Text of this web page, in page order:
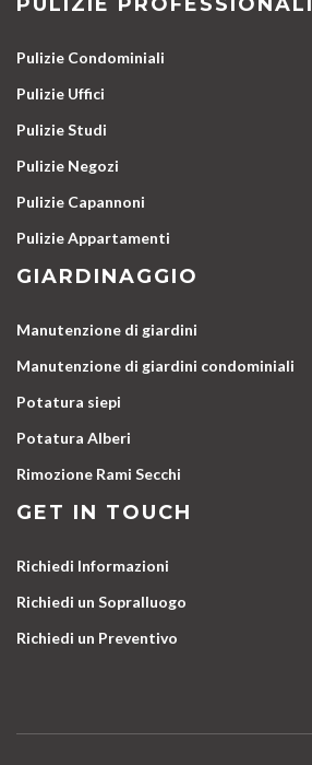
Pulizie Condominiali
Pulizie Uffici
Pulizie Studi
Pulizie Negozi
Pulizie Capannoni
Pulizie Appartamenti
GIARDINAGGIO
Manutenzione di giardini
Manutenzione di giardini condominiali
Potatura siepi
Potatura Alberi
Rimozione Rami Secchi
GET IN TOUCH
Richiedi Informazioni
Richiedi un Sopralluogo
Richiedi un Preventivo